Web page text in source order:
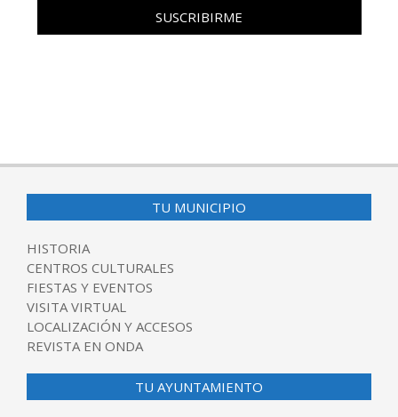
TU MUNICIPIO
HISTORIA
CENTROS CULTURALES
FIESTAS Y EVENTOS
VISITA VIRTUAL
LOCALIZACIÓN Y ACCESOS
REVISTA EN ONDA
TU AYUNTAMIENTO